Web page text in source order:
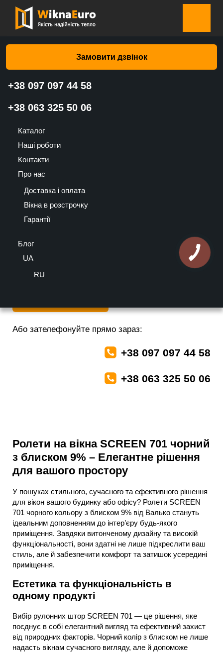
Замовити дзвінок
+38 097 097 44 58
+38 063 325 50 06
Каталог
Наші роботи
Контакти
Про нас
Доставка і оплата
Вікна в розстрочку
Гарантії
Блог
UA
RU
Головна сторінка»Каталог
вікна SCREEN 701 чорний з блиском 9% – Валько
Ролети на вікна SCREEN 701
1215
Більше інформації можете отримати у наших спеціалістів
безкоштовно
Або зателефонуйте прямо зараз:
+38 097 097 44 58
+38 063 325 50 06
Ролети на вікна SCREEN 701 чорний
з блиском 9% – Елегантне рішення
для вашого простору
У пошуках стильного, сучасного та ефективного рішення
для вікон вашого будинку або офісу? Ролети SCREEN
701 чорного кольору з блиском 9% від Валько стануть
ідеальним доповненням до інтер’єру будь-якого
приміщення. Завдяки витонченому дизайну та високій
функціональності, вони здатні не лише підкреслити ваш
стиль, але й забезпечити комфорт та затишок усередині
приміщення.
Естетика та функціональність в
одному продукті
Вибір рулонних штор SCREEN 701 — це рішення, яке
поєднує в собі елегантний вигляд та ефективний захист
від природних факторів. Чорний колір з блиском не лише
надасть вікнам сучасного вигляду, але й допоможе